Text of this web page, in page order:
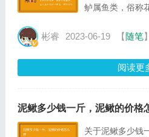
鲈属鱼类，俗称
鲈、银鲈科的银
彬睿 2023-06-19 【随笔】
阅读更
泥鳅多少钱一斤，泥鳅的价格
关于泥鳅多少钱